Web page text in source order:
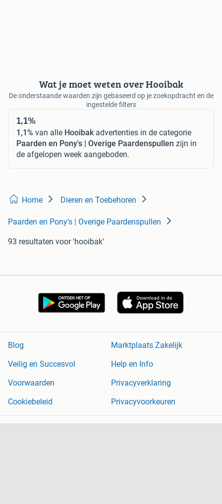
Wat je moet weten over Hooibak
De onderstaande waarden zijn gebaseerd op je zoekopdracht en de
ingestelde filters
1,1%
1,1% van alle Hooibakadvertenties in de categorie
Paarden en Pony's | Overige Paardenspullen zijn in
de afgelopen week aangeboden.
Home Dieren en Toebehoren
Paarden en Pony's | Overige Paardenspullen
93 resultaten voor 'hooibak'
Blog
Marktplaats Zakelijk
Veilig en Succesvol
Help en Info
Voorwaarden
Privacyverklaring
Cookiebeleid
Privacyvoorkeuren